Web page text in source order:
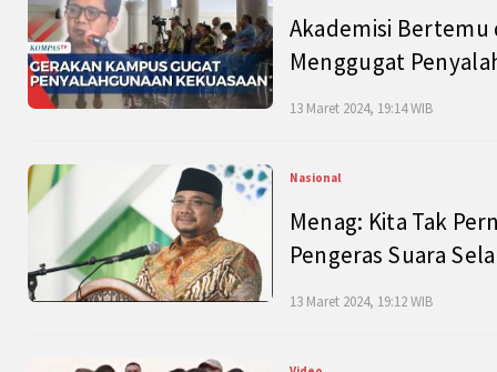
Akademisi Bertemu
Menggugat
13 Maret 2024, 19:14 WIB
Nasional
Menag: Kita Tak
Pengeras Suara
13 Maret 2024, 19:12 WIB